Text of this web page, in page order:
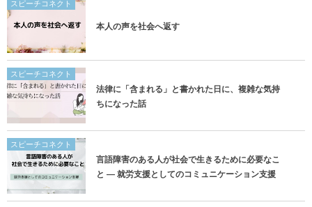
スピーチコネクト
本人の声を社会へ返す
スピーチコネクト
法律に「含まれる」と書かれた日に、複雑な気持
ちになった話
スピーチコネクト
言語障害のある人が社会で生きるために必要なこ
と ― 就労支援としてのコミュニケーション支援